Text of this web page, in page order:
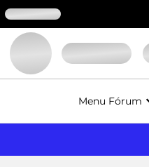
Menu Fórum